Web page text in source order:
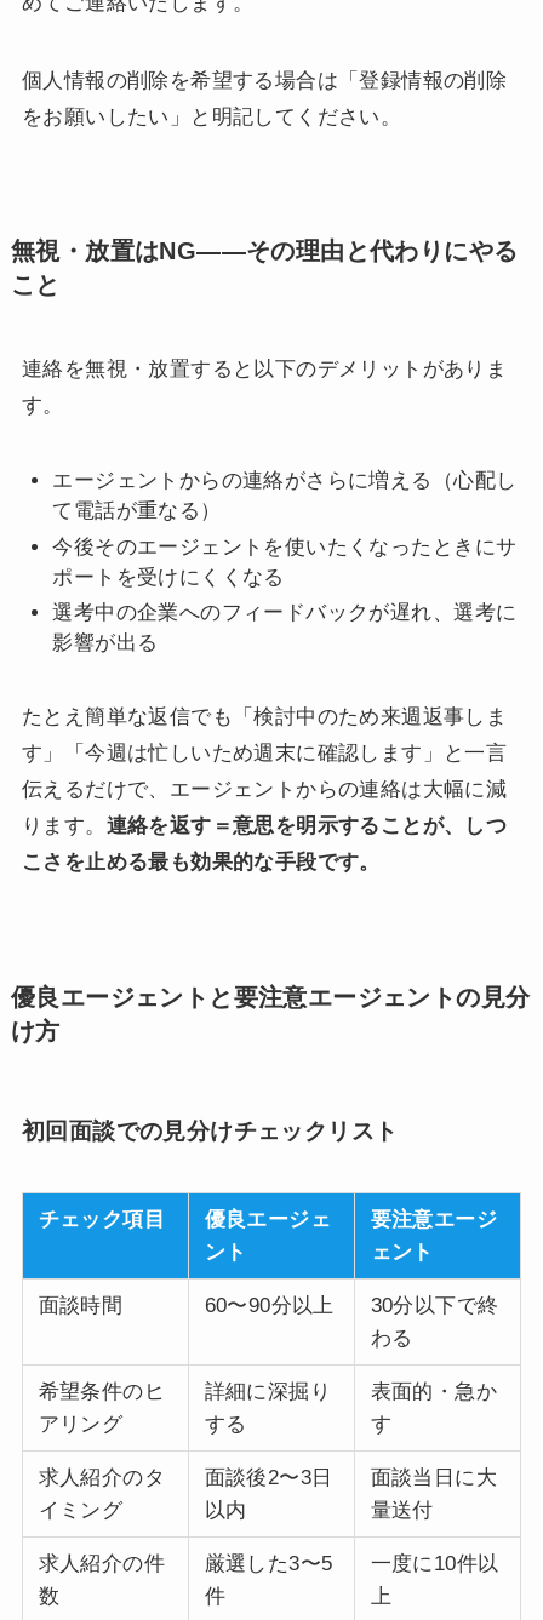
個人情報の削除を希望する場合は「登録情報の削除
をお願いしたい」と明記してください。
無視・放置はNG——その理由と代わりにやる
こと
連絡を無視・放置すると以下のデメリットがありま
す。
エージェントからの連絡がさらに増える（心配し
て電話が重なる）
今後そのエージェントを使いたくなったときにサ
ポートを受けにくくなる
選考中の企業へのフィードバックが遅れ、選考に
影響が出る
たとえ簡単な返信でも「検討中のため来週返事しま
す」「今週は忙しいため週末に確認します」と一言
伝えるだけで、エージェントからの連絡は大幅に減
ります。 連絡を返す＝意思を明示することが、しつ
こさを止める最も効果的な手段です。
優良エージェントと要注意エージェントの見分
け方
初回面談での見分けチェックリスト
チェック項目
優良エージェ
ント
要注意エージ
ェント
面談時間 60〜90分以上
30分以下で終
わる
希望条件のヒ
アリング
詳細に深掘り
する
表面的・急か
す
求人紹介のタ
イミング
面談後2〜3日
以内
面談当日に大
量送付
求人紹介の件
数
厳選した3〜5
件
一度に10件以
上